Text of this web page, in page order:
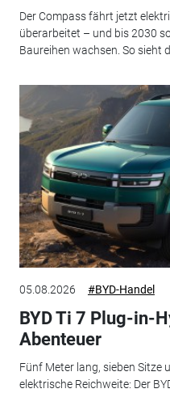
Der Compass fährt jetzt
überarbeitet – und bis 2030
Baureihen wachsen. So sieht
05.08.2026 #BYD-Handel
BYD Ti 7 Plug-in-
Abenteuer
Fünf Meter lang, sieben Sitze
elektrische Reichweite: Der